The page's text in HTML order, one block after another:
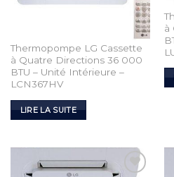
Thermopompe LG Cassette
à Quatre Directions 36 000
BTU – Unité Intérieure –
LCN367HV
LIRE LA SUITE
à